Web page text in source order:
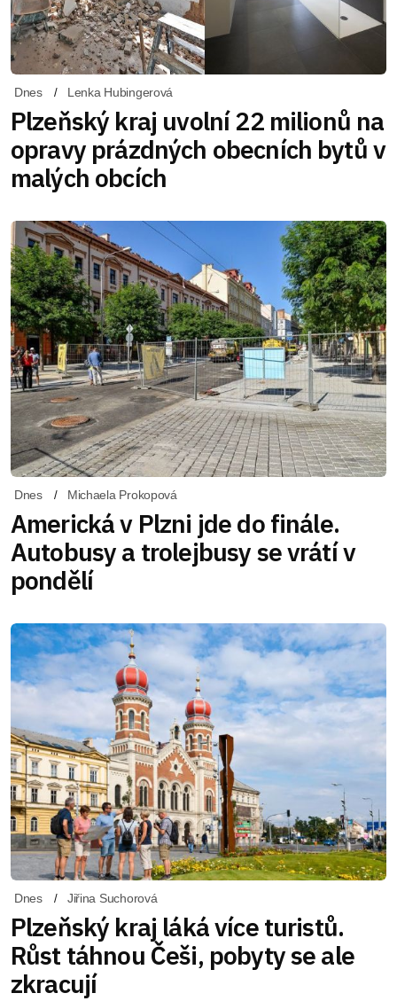
Dnes Lenka Hubingerová
Plzeňský kraj uvolní 22 milionů na
opravy prázdných obecních bytů v
malých obcích
Dnes Michaela Prokopová
Americká v Plzni jde do finále.
Autobusy a trolejbusy se vrátí v
pondělí
Dnes Jiřina Suchorová
Plzeňský kraj láká více turistů.
Růst táhnou Češi, pobyty se ale
zkracují